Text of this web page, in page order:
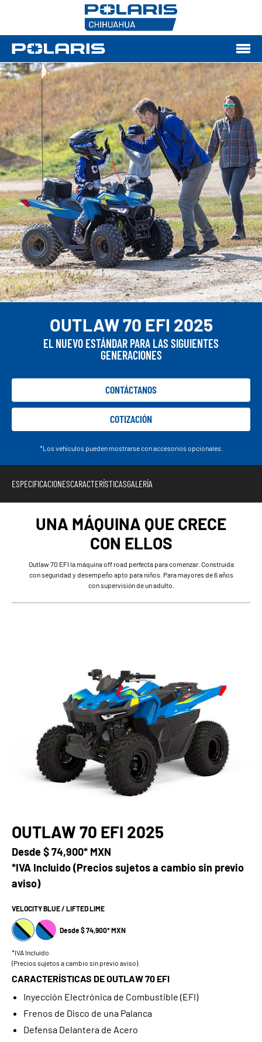
OUTLAW 70 EFI 2025
EL NUEVO ESTÁNDAR PARA LAS SIGUIENTES
GENERACIONES
CONTÁCTANOS
COTIZACIÓN
*Los vehículos pueden mostrarse con accesorios opcionales.
ESPECIFICACIONESCARACTERÍSTICASGALERÍA
UNA MÁQUINA QUE CRECE
CON ELLOS
Outlaw 70 EFI la máquina off road perfecta para comenzar. Construida
con seguridad y desempeño apto para niños. Para mayores de 6 años
con supervisión de un adulto.
OUTLAW 70 EFI 2025
Desde$ 74,900* MXN
*IVA Incluido (Precios sujetos a cambio sin previo
aviso)
VELOCITY BLUE / LIFTED LIME
Desde $ 74,900* MXN
*IVA Incluido
(Precios sujetos a cambio sin previo aviso).
CARACTERÍSTICAS DE OUTLAW 70 EFI
Inyección Electrónica de Combustible (EFI)
Frenos de Disco de una Palanca
Defensa Delantera de Acero